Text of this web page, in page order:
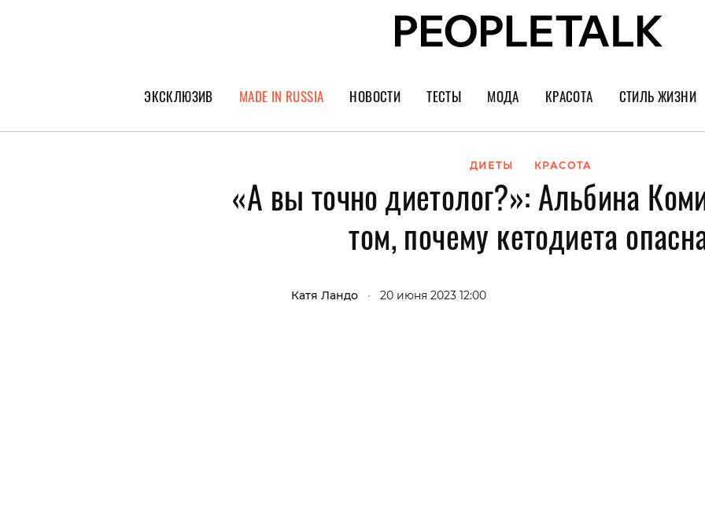
ЭКСКЛЮЗИВ
ГЕРОИ PEOPLETALK
MADE IN RUSSIA НОВОСТИ ТЕСТЫ МОДА
Тренды
Шопинг
Как носить
КРАСОТА
Уход за лицом
Волосы
Маникюр
Спорт
СТИЛЬ ЖИЗНИ
Культура
Еда и
Психология
ДИЕТЫ КРАСОТА
«А вы точно диетолог?»‎: Альбина
том, почему кетодиета
Катя Ландо • 20 июня 2023 12:00